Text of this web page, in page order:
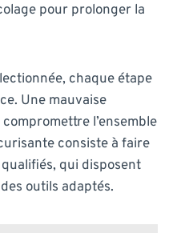
pour prolonger la
chaque étape
Une mauvaise
l’ensemble
consiste à faire
qui disposent
outils adaptés.